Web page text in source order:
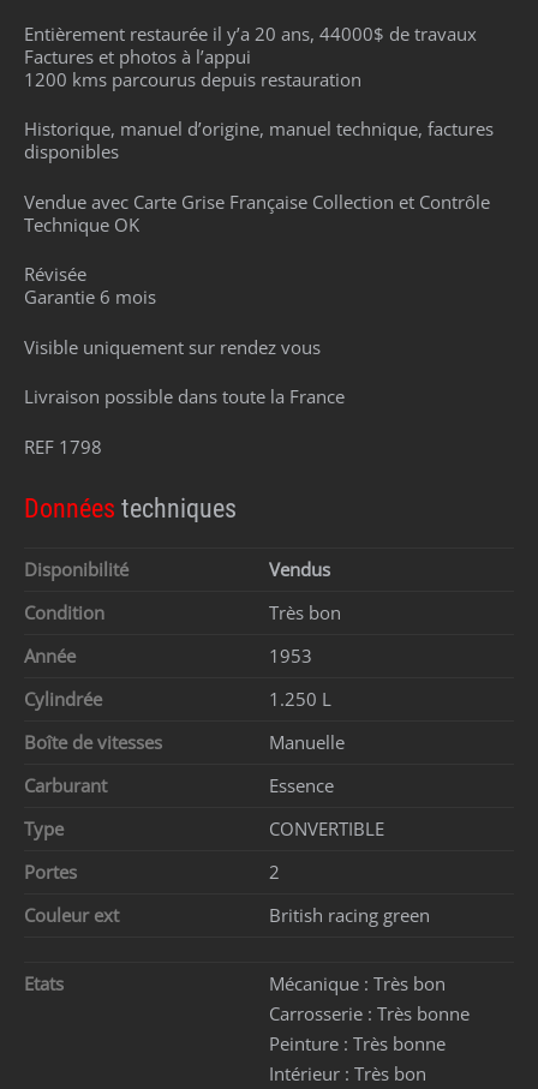
Entièrement restaurée il y’a 20 ans, 44000$ de travaux
Factures et photos à l’appui
1200 kms parcourus depuis restauration
Historique, manuel d’origine, manuel technique, factures
disponibles
Vendue avec Carte Grise Française Collection et Contrôle
Technique OK
Révisée
Garantie 6 mois
Visible uniquement sur rendez vous
Livraison possible dans toute la France
REF 1798
Données techniques
Disponibilité
Vendus
Condition
Très bon
Année
1953
Cylindrée
1.250 L
Boîte de vitesses
Manuelle
Carburant
Essence
Type
CONVERTIBLE
Portes
2
Couleur ext
British racing green
Etats Mécanique : Très bon
Carrosserie : Très bonne
Peinture : Très bonne
Intérieur : Très bon